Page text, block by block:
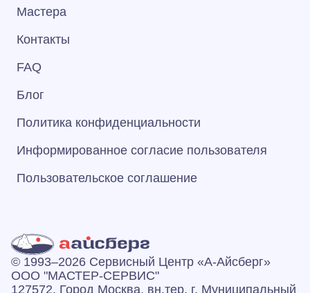
Мастера
Контакты
FAQ
Блог
Политика конфиденциальности
Информированное согласие пользователя
Пользовательское соглашение
© 1993–2026 Сервисный Центр «А‑Айсберг»
ООО "МАСТЕР-СЕРВИС"
127572, Город Москва, вн.тер. г. Муниципальный